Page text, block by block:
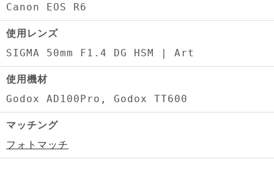
Canon EOS R6
使用レンズ
SIGMA 50mm F1.4 DG HSM | Art
使用機材
Godox AD100Pro, Godox TT600
マッチング
フォトマッチ